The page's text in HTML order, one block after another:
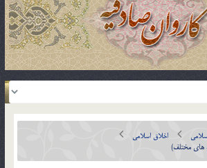
اخلاق اسلامی
هاي مختلف)